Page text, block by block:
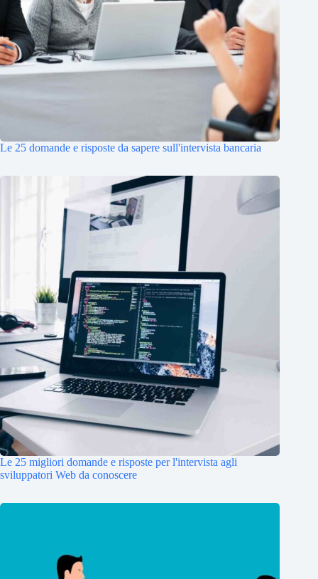
Le 25 domande e risposte da sapere sull'intervista bancaria
Le 25 migliori domande e risposte per l'intervista agli
sviluppatori Web da conoscere